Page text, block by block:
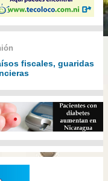
fiscales, guaridas